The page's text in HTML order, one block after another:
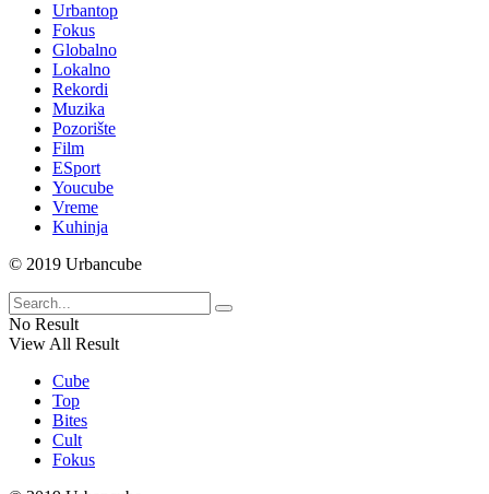
Urbantop
Fokus
Globalno
Lokalno
Rekordi
Muzika
Pozorište
Film
ESport
Youcube
Vreme
Kuhinja
© 2019 Urbancube
No Result
View All Result
Cube
Top
Bites
Cult
Fokus